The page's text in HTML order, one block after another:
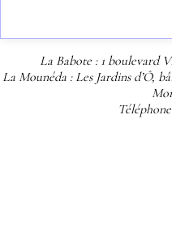
La Babote : 1 boulevard
La Mounéda : Les Jardins d’Ô,
Téléphone